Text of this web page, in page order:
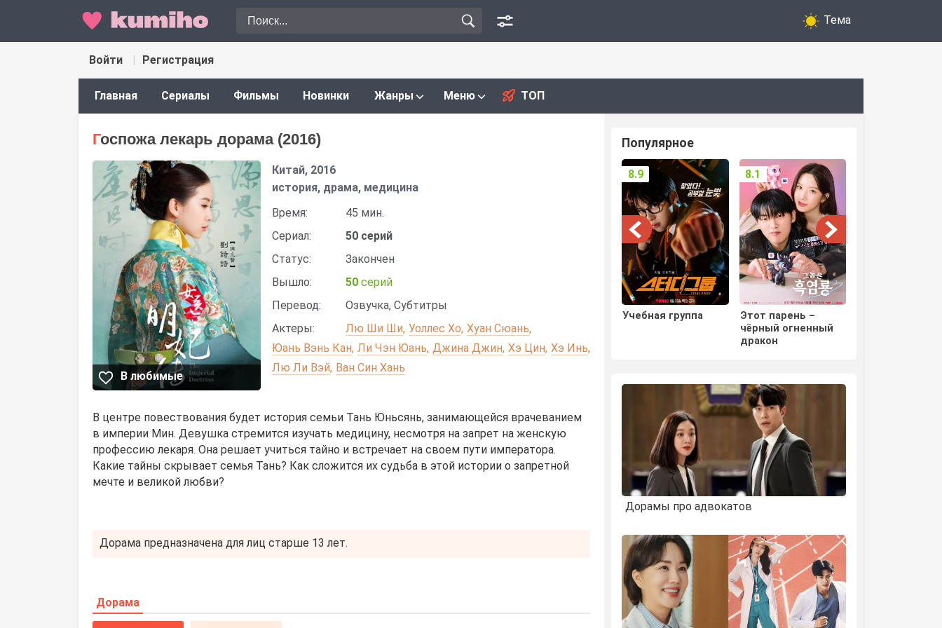
Тема
Войти Регистрация
Главная Сериалы Фильмы Новинки Жанры Меню ТОП
Госпожа лекарь дорама (2016)
В любимые
Китай, 2016
история, драма, медицина
Время:
45 мин.
Сериал:
50 серий
Статус:
Закончен
Вышло:
50 серий
Перевод:
Озвучка, Субтитры
Актеры:
Лю Ши Ши Уоллес Хо Хуан Сюань
Юань Вэнь Кан Ли Чэн Юань Джина Джин Хэ Цин Хэ Инь
Лю Ли Вэй Ван Син Хань
В центре повествования будет история семьи Тань Юньсянь, занимающейся врачеванием
в империи Мин. Девушка стремится изучать медицину, несмотря на запрет на женскую
профессию лекаря. Она решает учиться тайно и встречает на своем пути императора.
Какие тайны скрывает семья Тань? Как сложится их судьба в этой истории о запретной
мечте и великой любви?
Дорама предназначена для лиц старше 13 лет.
Дорама
Популярное
Учебная группа
8.9
Этот парень –
чёрный огненный
дракон
8.1
Дорамы про адвокатов